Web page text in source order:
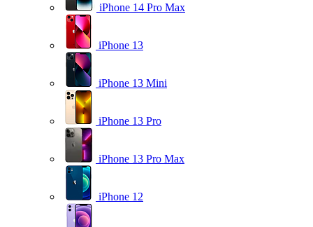
iPhone 14 Pro Max
iPhone 13
iPhone 13 Mini
iPhone 13 Pro
iPhone 13 Pro Max
iPhone 12